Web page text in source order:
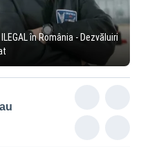
în România - Dezvăluiri